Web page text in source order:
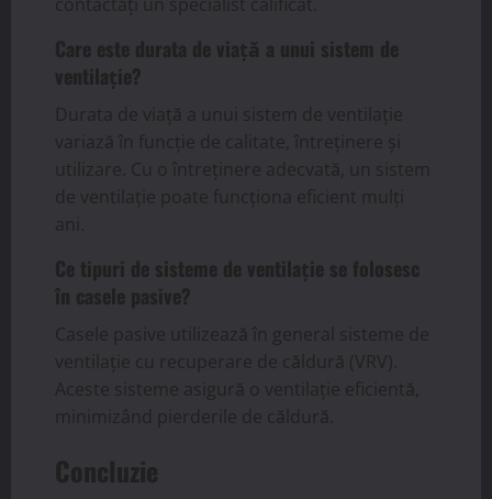
Care este durata de viață a unui sistem de
ventilație?
Durata de viață a unui sistem de ventilație
variază în funcție de calitate, întreținere și
utilizare. Cu o întreținere adecvată, un sistem
de ventilație poate funcționa eficient mulți
ani.
Ce tipuri de sisteme de ventilație se folosesc
în casele pasive?
Casele pasive utilizează în general sisteme de
ventilație cu recuperare de căldură (VRV).
Aceste sisteme asigură o ventilație eficientă,
minimizând pierderile de căldură.
Concluzie